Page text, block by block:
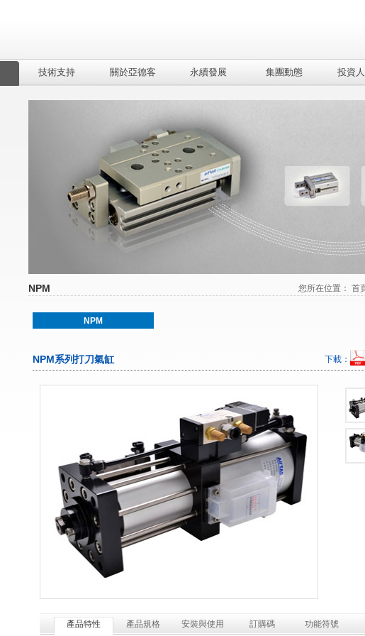
技術支持 關於亞德客 永續發展 集團動態 投資
NPM 您所在位置： 首
NPM
NPM系列打刀氣缸 下載：
產品特性 產品規格 安裝與使用 訂購碼 功能符號